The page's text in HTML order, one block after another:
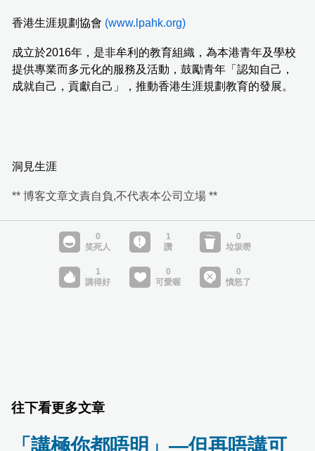
香港生涯規劃協會 (www.lpahk.org)
成立於2016年，是非牟利的教育組織，為本港青年及學校
提供專業而多元化的服務及活動，鼓勵青年「認知自己，
成就自己，貢獻自己」，推動香港生涯規劃教育的發展。
洞見生涯
** 博客文章文責自負,不代表本公司立場 **
往下看更多文章
「講極你都唔明」—但再唔講可